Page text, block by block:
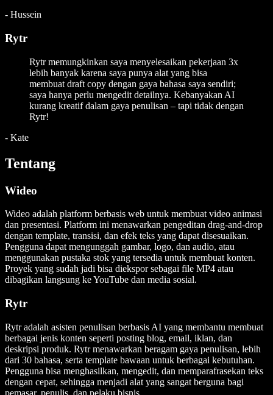
- Hussein
Rytr
Rytr memungkinkan saya menyelesaikan pekerjaan 3x
lebih banyak karena saya punya alat yang bisa
membuat draft copy dengan gaya bahasa saya sendiri;
saya hanya perlu mengedit detailnya. Kebanyakan AI
kurang kreatif dalam gaya penulisan – tapi tidak dengan
Rytr!
- Kate
Tentang
Wideo
Wideo adalah platform berbasis web untuk membuat video animasi
dan presentasi. Platform ini menawarkan pengeditan drag-and-drop
dengan template, transisi, dan efek teks yang dapat disesuaikan.
Pengguna dapat mengunggah gambar, logo, dan audio, atau
menggunakan pustaka stok yang tersedia untuk membuat konten.
Proyek yang sudah jadi bisa diekspor sebagai file MP4 atau
dibagikan langsung ke YouTube dan media sosial.
Rytr
Rytr adalah asisten penulisan berbasis AI yang membantu membuat
berbagai jenis konten seperti posting blog, email, iklan, dan
deskripsi produk. Rytr menawarkan beragam gaya penulisan, lebih
dari 30 bahasa, serta template bawaan untuk berbagai kebutuhan.
Pengguna bisa menghasilkan, mengedit, dan memparafrasekan teks
dengan cepat, sehingga menjadi alat yang sangat berguna bagi
pemasar, penulis, dan pelaku bisnis.